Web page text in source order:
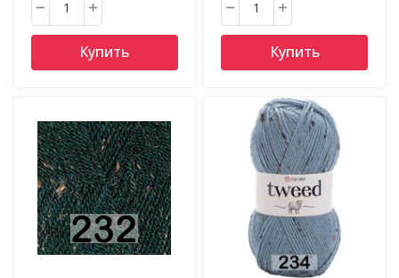
Купить Купить